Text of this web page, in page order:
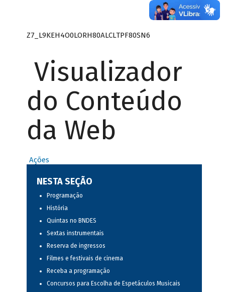
Z7_L9KEH4O0LORH80ALCLTPF80SN6
Visualizador
do Conteúdo
da Web
Ações
NESTA SEÇÃO
Programação
História
Quintas no BNDES
Sextas instrumentais
Reserva de ingressos
Filmes e festivais de cinema
Receba a programação
Concursos para Escolha de Espetáculos Musicais